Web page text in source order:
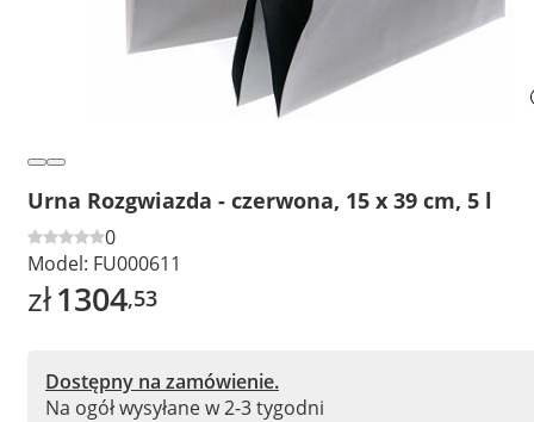
Urna Rozgwiazda - czerwona, 15 x 39 cm, 5 l
0
Model: FU000611
zł1304,53
Dostępny na zamówienie.
Na ogół wysyłane w 2-3 tygodni